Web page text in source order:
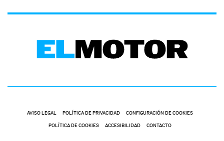
AVISO LEGAL POLÍTICA DE PRIVACIDAD CONFIGURACIÓN DE COOKIES
POLÍTICA DE COOKIES ACCESIBILIDAD CONTACTO